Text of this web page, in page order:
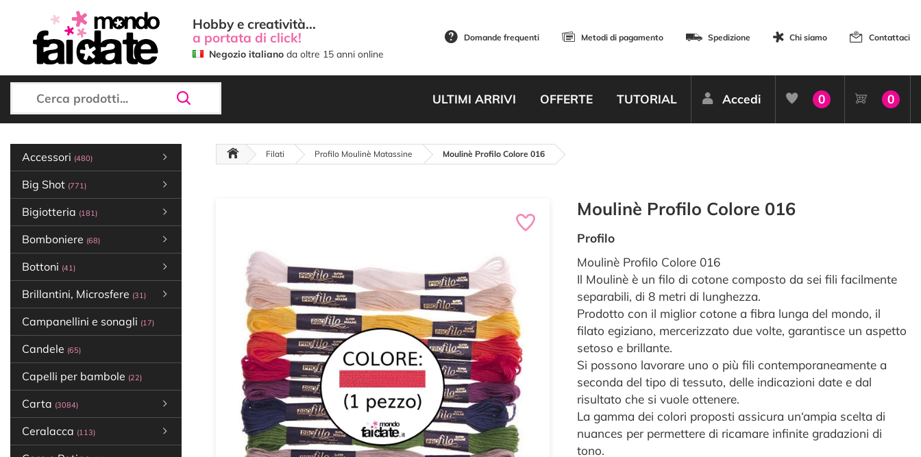
Hobby e creatività...
a portata di click!
Negozio italiano da oltre 15 anni online
Domande frequenti Metodi di pagamento Spedizione Chi siamo Contattaci
ULTIMI ARRIVI OFFERTE TUTORIAL Accedi 0 0
Accessori (480)
Big Shot (771)
Bigiotteria (181)
Bomboniere (68)
Bottoni (41)
Brillantini, Microsfere (31)
Campanellini e sonagli (17)
Candele (65)
Capelli per bambole (22)
Carta (3084)
Ceralacca (113)
Filati Profilo Moulinè Matassine Moulinè Profilo Colore 016
Moulinè Profilo Colore 016
Profilo
Moulinè Profilo Colore 016
Il Moulinè è un filo di cotone composto da sei fili facilmente
separabili, di 8 metri di lunghezza.
Prodotto con il miglior cotone a fibra lunga del mondo, il
filato egiziano, mercerizzato due volte, garantisce un aspetto
setoso e brillante.
Si possono lavorare uno o più fili contemporaneamente a
seconda del tipo di tessuto, delle indicazioni date e dal
risultato che si vuole ottenere.
La gamma dei colori proposti assicura un‘ampia scelta di
nuances per permettere di ricamare infinite gradazioni di
tono.